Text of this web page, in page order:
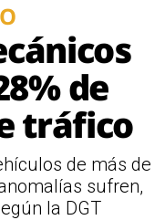
de
tráfico
de más de
sufren,
la DGT